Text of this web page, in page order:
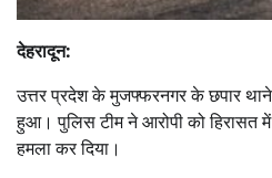
देहरादून:
उत्तर प्रदेश के मुजफ्फरनगर के छपार थाने
हुआ। पुलिस टीम ने आरोपी को हिरासत
हमला कर दिया।